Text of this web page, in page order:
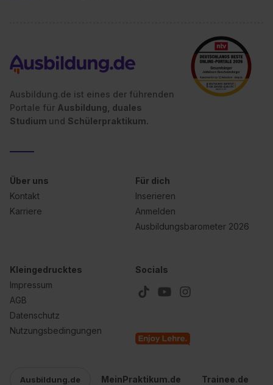
Ausbildung.de ist eines der führenden
Portale für Ausbildung, duales
Studium und Schülerpraktikum.
Über uns
Kontakt
Karriere
Für dich
Inserieren
Anmelden
Ausbildungsbarometer 2026
Kleingedrucktes
Impressum
AGB
Datenschutz
Nutzungsbedingungen
Socials
Ausbildung.de MeinPraktikum.de Trainee.de